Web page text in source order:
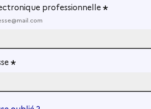
professionnelle